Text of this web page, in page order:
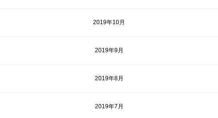
2019年10月
2019年9月
2019年8月
2019年7月